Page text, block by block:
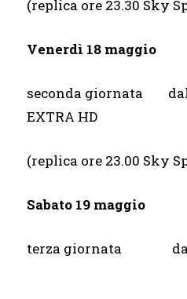
(replica ore 23.30 Sky
Venerdì 18 maggio
seconda giornata
EXTRA HD
(replica ore 23.00 Sky
Sabato 19 maggio
terza giornata dalle